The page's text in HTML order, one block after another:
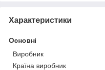
Характеристики
Основні
Виробник
Країна виробник